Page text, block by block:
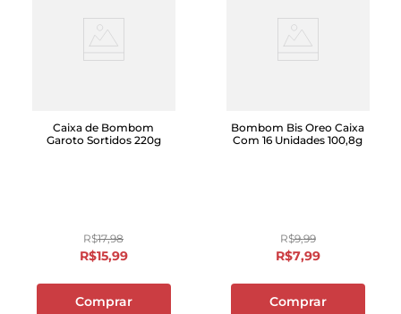
Caixa de Bombom
Garoto Sortidos 220g
R$17,98
R$15,99
Comprar
Bombom Bis Oreo Caixa
Com 16 Unidades 100,8g
R$9,99
R$7,99
Comprar